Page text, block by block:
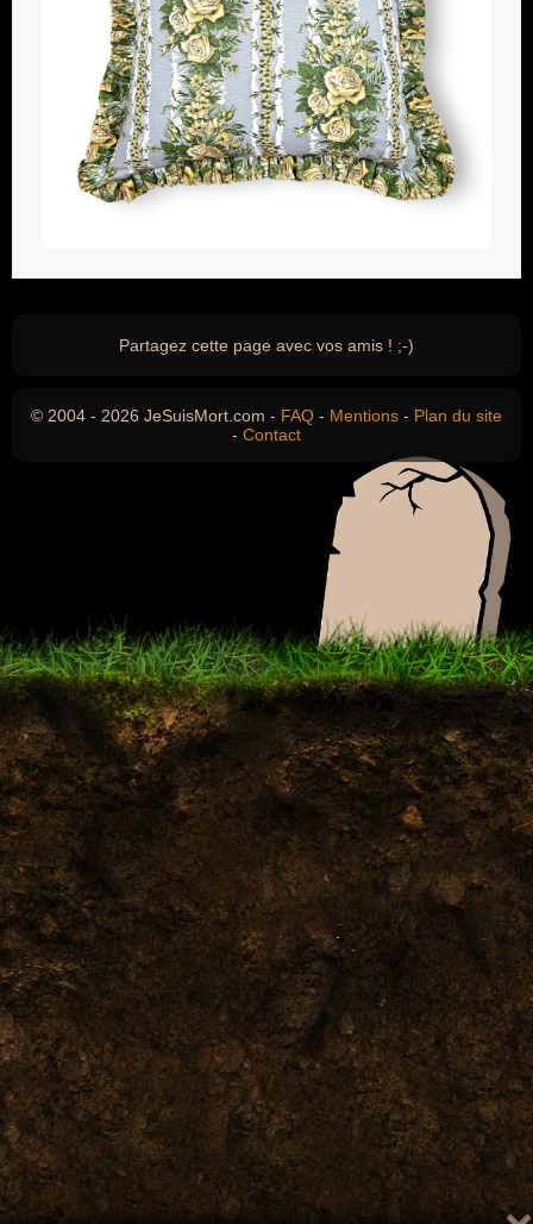
Partagez cette page avec vos amis ! ;-)
© 2004 - 2026 JeSuisMort.com - FAQ - Mentions - Plan du site
- Contact